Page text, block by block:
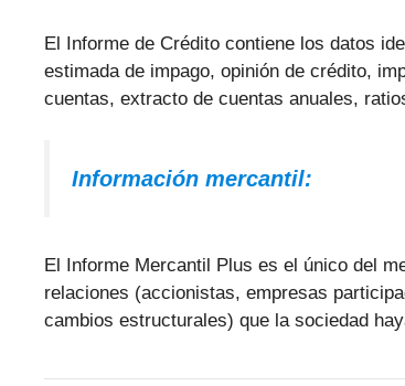
El Informe de Crédito contiene los datos
estimada de impago, opinión de crédito,
cuentas, extracto de cuentas anuales,
Información mercantil:
El Informe Mercantil Plus es el único del
relaciones (accionistas, empresas
cambios estructurales) que la sociedad